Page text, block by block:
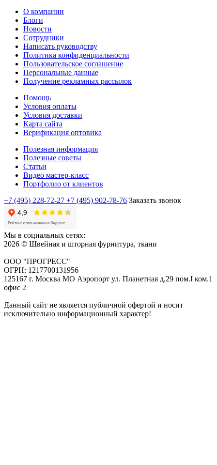
О компании
Блоги
Новости
Сотрудники
Написать руководству
Политика конфиденциальности
Пользовательское соглашение
Персональные данные
Получение рекламных рассылок
Помощь
Условия оплаты
Условия доставки
Карта сайта
Верификация оптовика
Полезная информация
Полезные советы
Статьи
Видео мастер-класс
Портфолио от клиентов
+7 (495) 228-72-27 +7 (495) 902-78-76 Заказать звонок
Мы в социальных сетях:
2026 © Швейная и шторная фурнитура, ткани
ООО "ПРОГРЕСС"
ОГРН: 1217700131956
125167 г. Москва МО Аэропорт ул. Планетная д.29 пом.I ком.1
офис 2
Данный сайт не является публичной офертой и носит
исключительно информационный характер!